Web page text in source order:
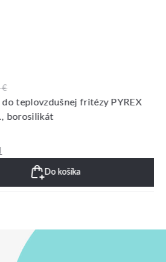
fritézy PYREX
Do košíka